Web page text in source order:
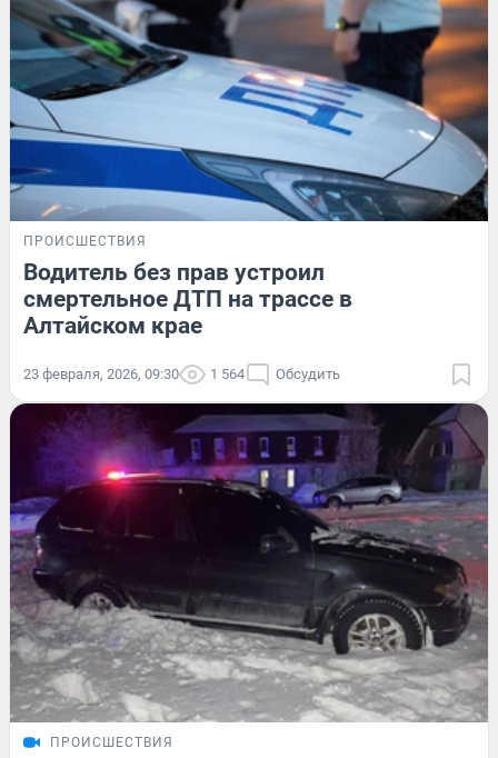
ПРОИСШЕСТВИЯ
Водитель без прав устроил
смертельное ДТП на трассе в
Алтайском крае
23 февраля, 2026, 09:30 1 564 Обсудить
ПРОИСШЕСТВИЯ